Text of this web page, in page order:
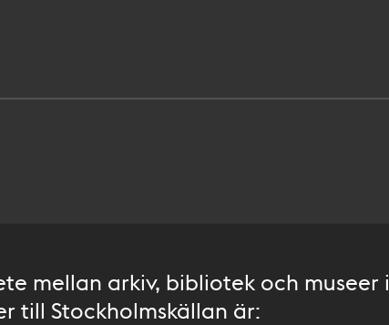
mellan arkiv, bibliotek och museer i
till Stockholmskällan är: